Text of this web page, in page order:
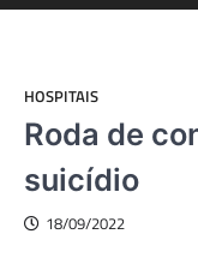
HOSPITAIS
Roda de
suicídio
18/09/2022